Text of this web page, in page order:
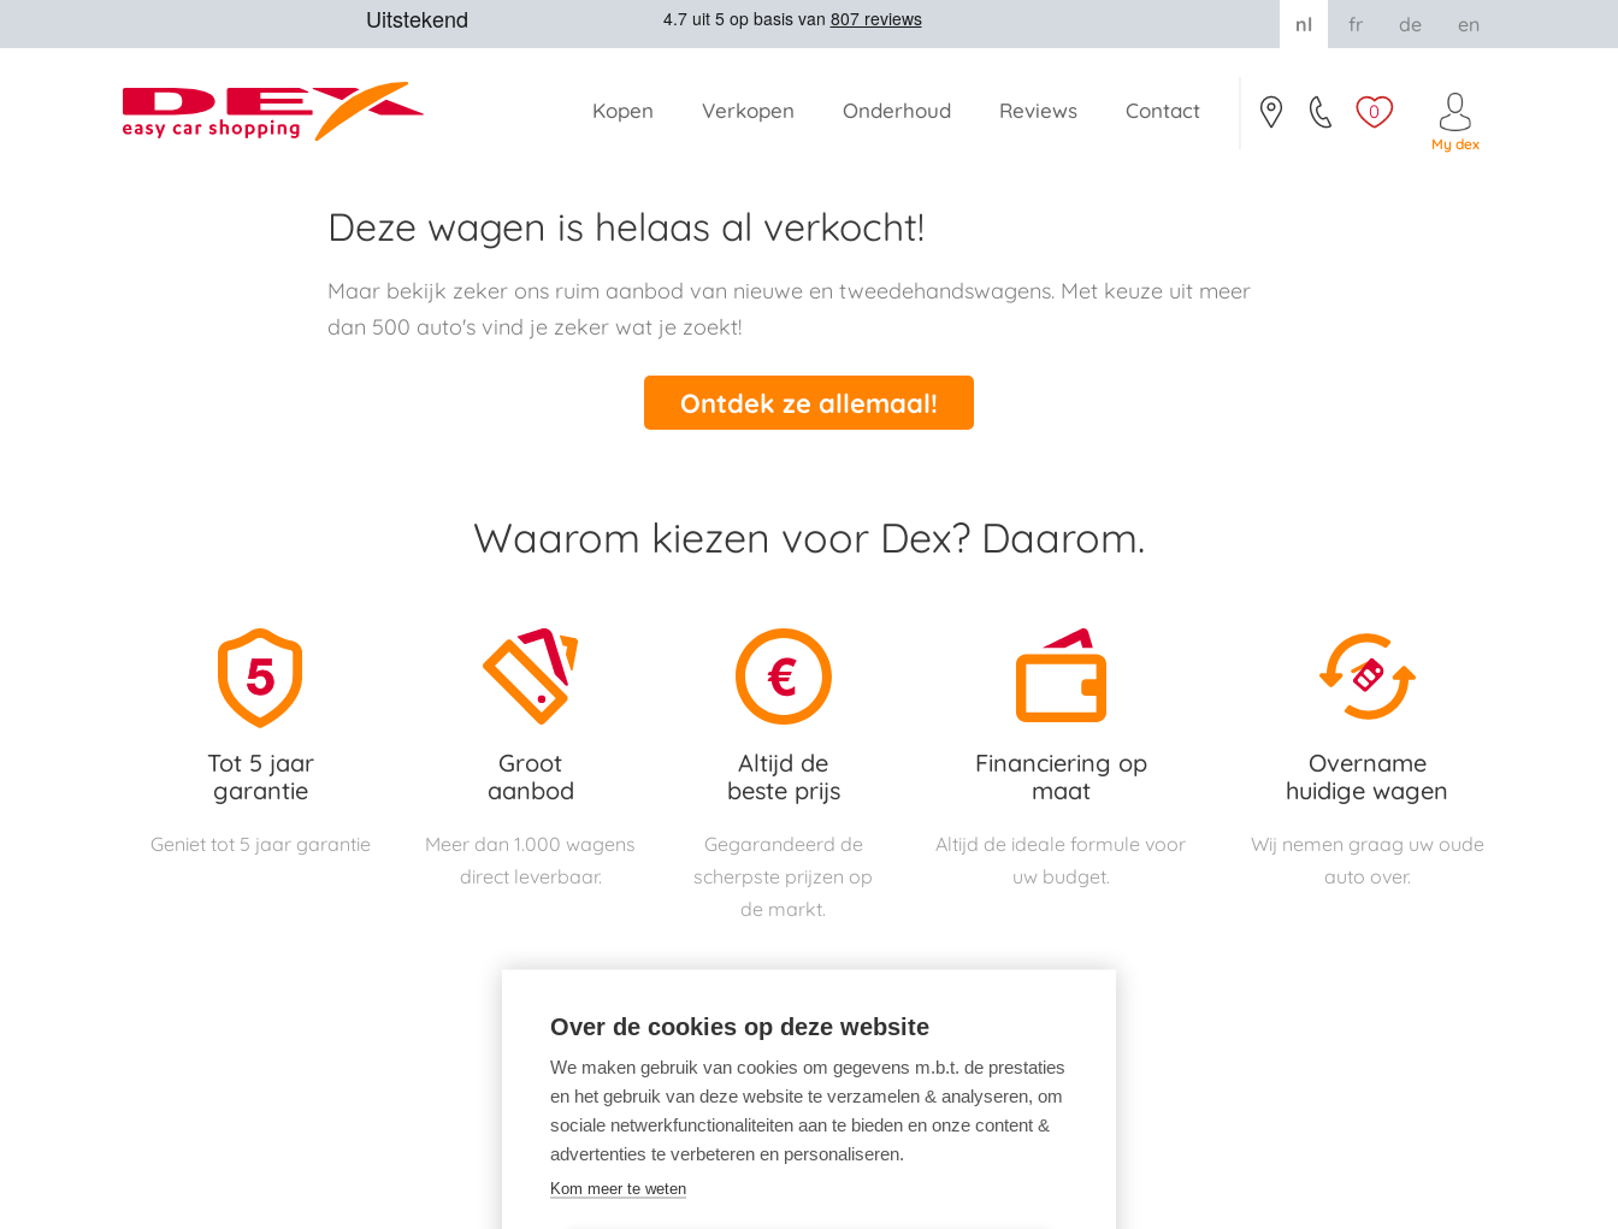
0
My dex
nl fr de en
Kopen Verkopen Onderhoud Reviews Contact
Deze wagen is helaas al verkocht!
Maar bekijk zeker ons ruim aanbod van nieuwe en tweedehandswagens. Met keuze uit meer
dan 500 auto's vind je zeker wat je zoekt!
Ontdek ze allemaal!
Waarom kiezen voor Dex? Daarom.
Tot 5 jaar
garantie
Geniet tot 5 jaar garantie
Groot
aanbod
Meer dan 1.000 wagens
direct leverbaar.
Altijd de
beste prijs
Gegarandeerd de
scherpste prijzen op
de markt.
Financiering op
maat
Altijd de ideale formule voor
uw budget.
Overname
huidige wagen
Wij nemen graag uw oude
auto over.
Over de cookies op deze website
We maken gebruik van cookies om gegevens m.b.t. de prestaties
en het gebruik van deze website te verzamelen & analyseren, om
sociale netwerkfunctionaliteiten aan te bieden en onze content &
advertenties te verbeteren en personaliseren.
Kom meer te weten